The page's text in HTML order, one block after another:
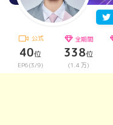
公式
40位
EP6(3/9)
全期間
338位
(1.4 万)